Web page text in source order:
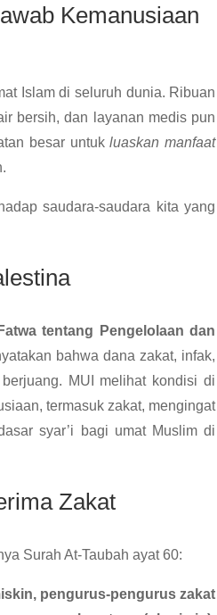
Kemanusiaan
Islam di seluruh dunia. Ribuan
bersih, dan layanan medis pun
besar untukluaskan manfaat
saudara-saudara kita yang
Fatwa tentang Pengelolaan dan
bahwa dana zakat, infak,
MUI melihat kondisi di
termasuk zakat, mengingat
syar’i bagi umat Muslim di
Zakat
Surah At-Taubah ayat 60:
pengurus-pengurus zakat